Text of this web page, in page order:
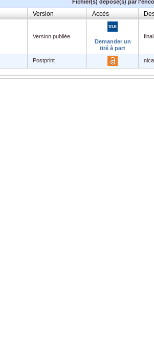
Fichier(s) déposé(s) par
Version Accès
Version publiée
Demander un
tiré à part
Postprint